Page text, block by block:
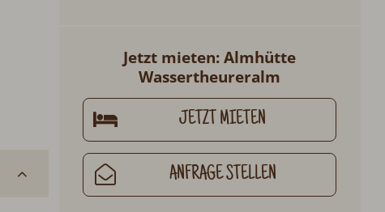
Jetzt mieten: Almhütte
Wassertheureralm
JETZT MIETEN
ANFRAGE STELLEN